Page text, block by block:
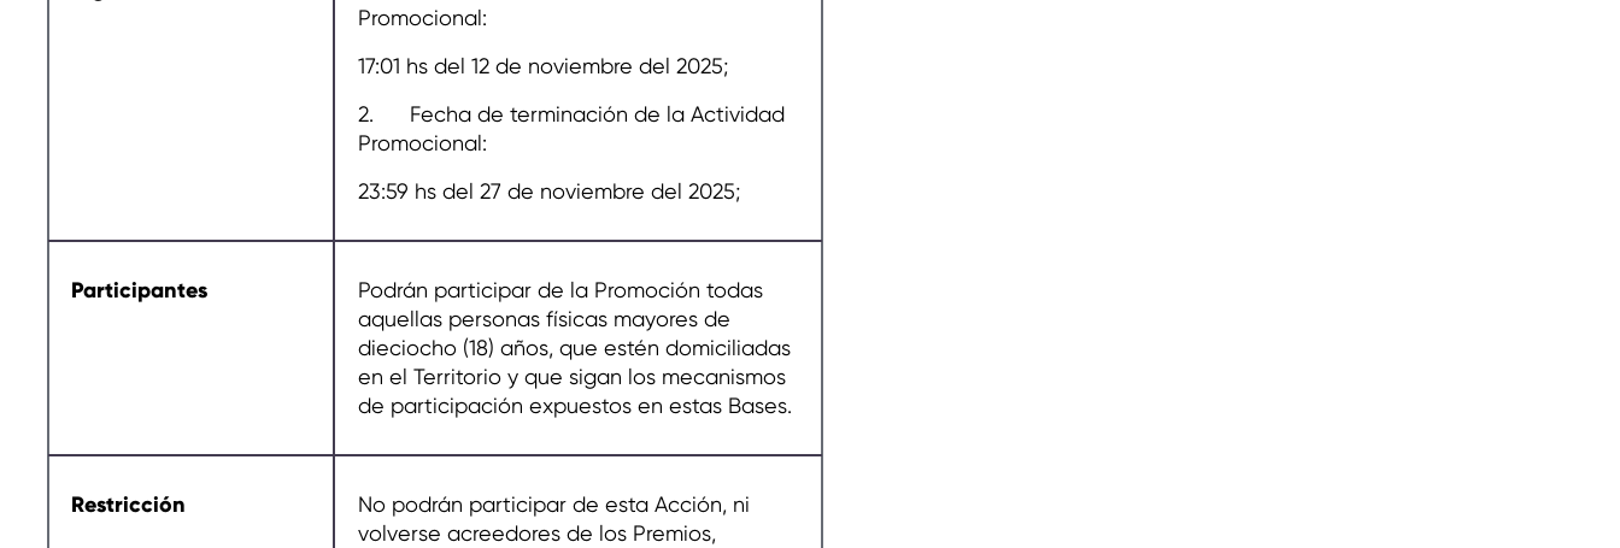
Promocional:
17:01 hs del 12 de noviembre del 2025;
2. Fecha de terminación de la Actividad
Promocional:
23:59 hs del 27 de noviembre del 2025;
Participantes
Podrán participar de la Promoción todas
aquellas personas físicas mayores de
dieciocho (18) años, que estén domiciliadas
en el Territorio y que sigan los mecanismos
de participación expuestos en estas Bases.
Restricción
No podrán participar de esta Acción, ni
volverse acreedores de los Premios,